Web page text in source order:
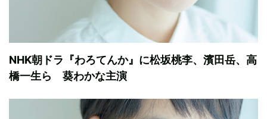
NHK朝ドラ『わろてんか』に松坂桃李、濱田岳、高
橋一生ら 葵わかな主演